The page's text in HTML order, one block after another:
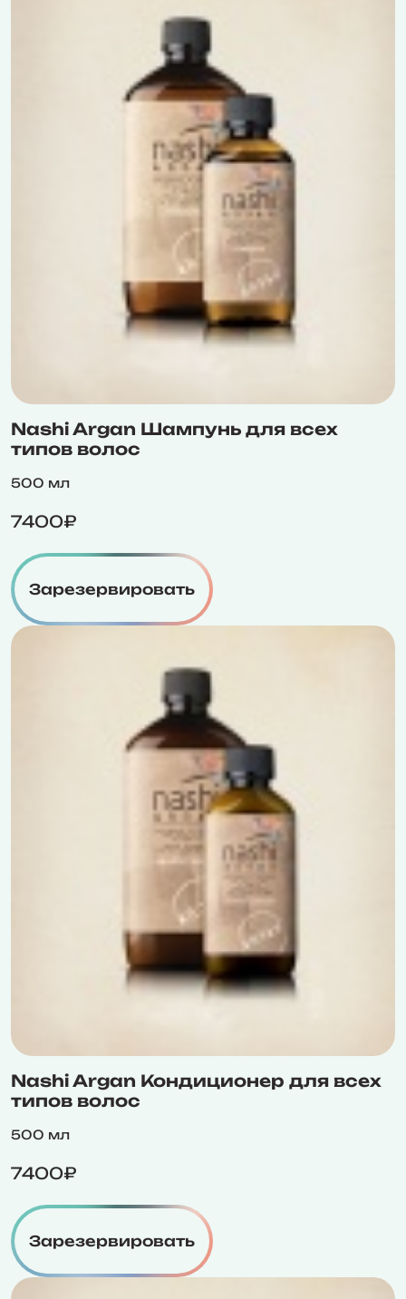
Nashi Argan Шампунь для всех
типов волос
500 мл
7400₽
Зарезервировать
Nashi Argan Кондиционер для всех
типов волос
500 мл
7400₽
Зарезервировать